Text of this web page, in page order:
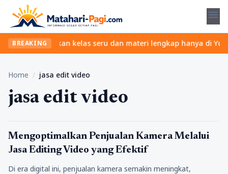
menu
BREAKING
Temukan kelas seru dan materi lengkap hanya di
Home / jasa edit video
jasa edit video
Tips
Mengoptimalkan Penjualan Kamera Melalui
Jasa Editing Video yang Efektif
Di era digital ini, penjualan kamera semakin meningkat,